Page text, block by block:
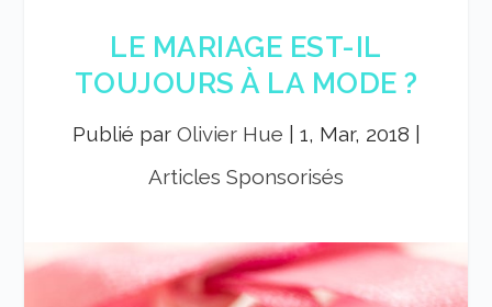
LE MARIAGE EST-IL
TOUJOURS À LA MODE ?
Publié par Olivier Hue 1, Mar, 2018
Articles Sponsorisés